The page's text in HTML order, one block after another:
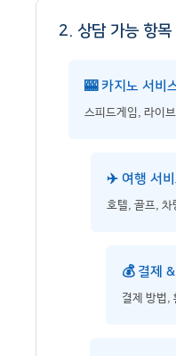
2. 상담 가능 항목
🎰 카지노 서비
스피드게임, 라이
✈️ 여행 서
호텔, 골프, 차
💰 결제
결제 방법,